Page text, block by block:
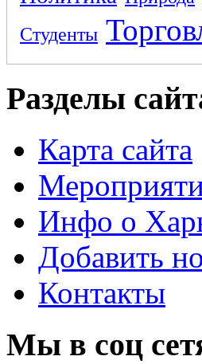
Студенты
Разделы
Карта сайта
Инфо о
Добавить
Контакты
Мы в соц